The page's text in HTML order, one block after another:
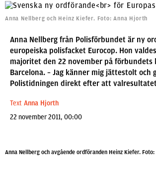
Anna Nellberg och Heinz Kiefer. Foto: Anna Hjorth
Anna Nellberg från Polisförbundet är ny
europeiska polisfacket Eurocop. Hon
majoritet den 22 november på förbundets
Barcelona. – Jag känner mig jättestolt och
Polistidningen direkt efter att
Text Anna Hjorth
22 november 2011, 00:00
Anna Nellberg och avgående ordföranden Heinz Kiefer.